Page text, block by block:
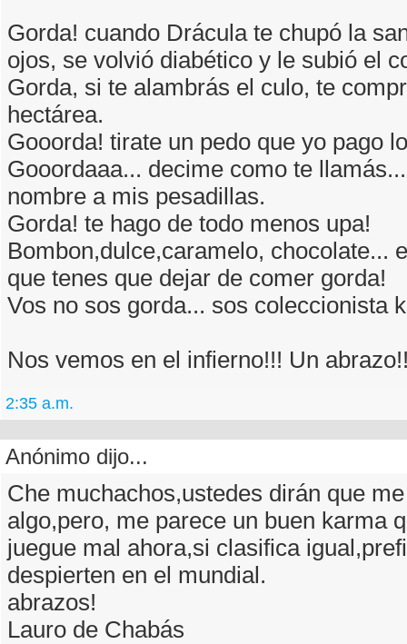
Gorda! cuando Drácula te chupó la
ojos, se volvió diabético y le subió el
Gorda, si te alambrás el culo, te
hectárea.
Gooorda! tirate un pedo que yo pago
Gooordaaa... decime como te
nombre a mis pesadillas.
Gorda! te hago de todo menos upa!
Bombon,dulce,caramelo, chocolate...
que tenes que dejar de comer gorda!
Vos no sos gorda... sos coleccionista
Nos vemos en el infierno!!! Un
2:35 a.m.
Anónimo dijo...
Che muchachos,ustedes dirán que
algo,pero, me parece un buen karma
juegue mal ahora,si clasifica
despierten en el mundial.
abrazos!
Lauro de Chabás